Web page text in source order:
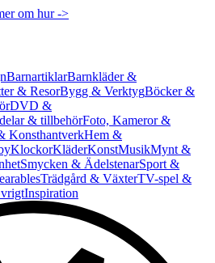
om hur ->
BarnartiklarBarnkläder &
& ResorBygg & VerktygBöcker &
DVD &
& tillbehörFoto, Kameror &
KonsthantverkHem &
KlockorKläderKonstMusikMynt &
Smycken & ÄdelstenarSport &
Trädgård & VäxterTV-spel &
Inspiration